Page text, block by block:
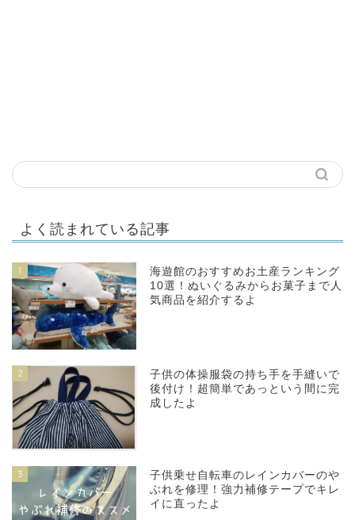
よく読まれている記事
1
海遊館のおすすめお土産ランキング
10選！ぬいぐるみからお菓子まで人
気商品を紹介するよ
2
子供の体操服袋の持ち手を手縫いで
後付け！超簡単であっという間に完
成したよ
3
子供乗せ自転車のレインカバーのや
ぶれを修理！強力補修テープでキレ
イに直ったよ